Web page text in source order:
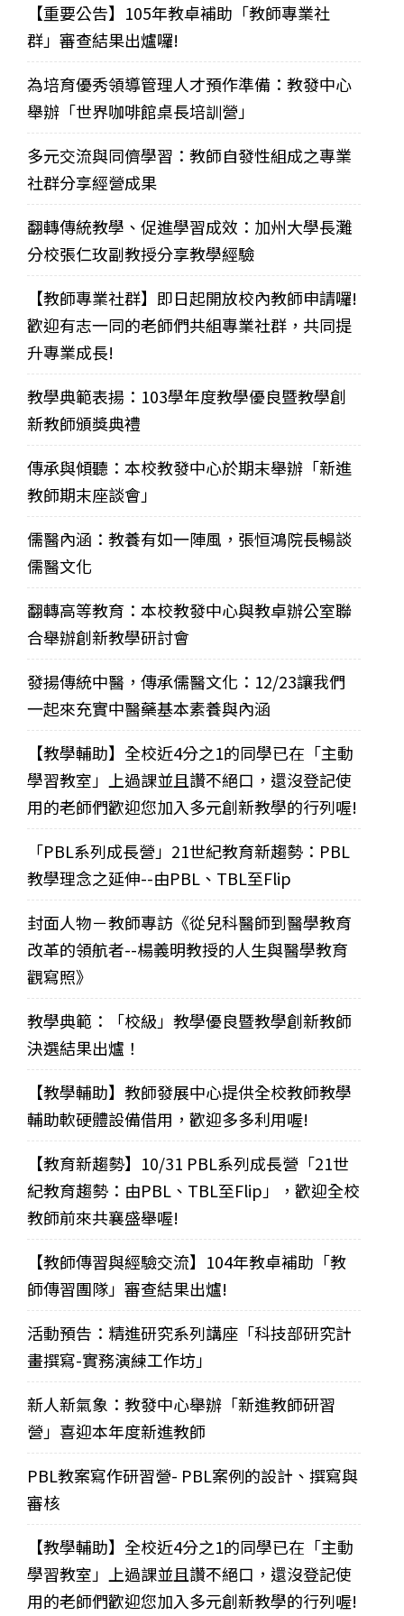
【重要公告】105年教卓補助「教師專業社
群」審查結果出爐囉!
為培育優秀領導管理人才預作準備：教發中心
舉辦「世界咖啡館桌長培訓營」
多元交流與同儕學習：教師自發性組成之專業
社群分享經營成果
翻轉傳統教學、促進學習成效：加州大學長灘
分校張仁玫副教授分享教學經驗
【教師專業社群】即日起開放校內教師申請囉!
歡迎有志一同的老師們共組專業社群，共同提
升專業成長!
教學典範表揚：103學年度教學優良暨教學創
新教師頒獎典禮
傳承與傾聽：本校教發中心於期末舉辦「新進
教師期末座談會」
儒醫內涵：教養有如一陣風，張恒鴻院長暢談
儒醫文化
翻轉高等教育：本校教發中心與教卓辦公室聯
合舉辦創新教學研討會
發揚傳統中醫，傳承儒醫文化：12/23讓我們
一起來充實中醫藥基本素養與內涵
【教學輔助】全校近4分之1的同學已在「主動
學習教室」上過課並且讚不絕口，還沒登記使
用的老師們歡迎您加入多元創新教學的行列喔!
「PBL系列成長營」21世紀教育新趨勢：PBL
教學理念之延伸--由PBL、TBL至Flip
封面人物－教師專訪《從兒科醫師到醫學教育
改革的領航者--楊義明教授的人生與醫學教育
觀寫照》
教學典範：「校級」教學優良暨教學創新教師
決選結果出爐！
【教學輔助】教師發展中心提供全校教師教學
輔助軟硬體設備借用，歡迎多多利用喔!
【教育新趨勢】10/31 PBL系列成長營「21世
紀教育趨勢：由PBL、TBL至Flip」，歡迎全校
教師前來共襄盛舉喔!
【教師傳習與經驗交流】104年教卓補助「教
師傳習團隊」審查結果出爐!
活動預告：精進研究系列講座「科技部研究計
畫撰寫-實務演練工作坊」
新人新氣象：教發中心舉辦「新進教師研習
營」喜迎本年度新進教師
PBL教案寫作研習營- PBL案例的設計、撰寫與
審核
【教學輔助】全校近4分之1的同學已在「主動
學習教室」上過課並且讚不絕口，還沒登記使
用的老師們歡迎您加入多元創新教學的行列喔!